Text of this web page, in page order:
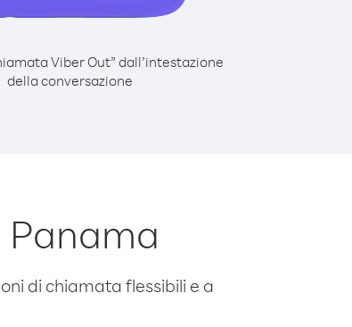
Viber Out” dall’intestazione
della conversazione
di chiamata flessibili e a